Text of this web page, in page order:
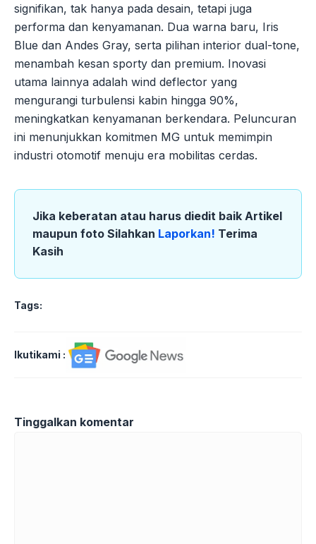
signifikan, tak hanya pada desain, tetapi juga
performa dan kenyamanan. Dua warna baru, Iris
Blue dan Andes Gray, serta pilihan interior dual-tone,
menambah kesan sporty dan premium. Inovasi
utama lainnya adalah wind deflector yang
mengurangi turbulensi kabin hingga 90%,
meningkatkan kenyamanan berkendara. Peluncuran
ini menunjukkan komitmen MG untuk memimpin
industri otomotif menuju era mobilitas cerdas.
Jika keberatan atau harus diedit baik Artikel
maupun foto Silahkan Laporkan! Terima
Kasih
Tags:
Ikutikami :
Tinggalkan komentar